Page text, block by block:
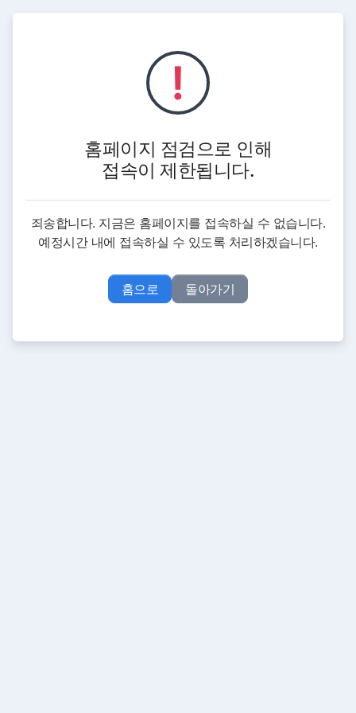
!
홈페이지 점검으로 인해
접속이 제한됩니다.
죄송합니다. 지금은 홈페이지를 접속하실 수 없습니다.
예정시간 내에 접속하실 수 있도록 처리하겠습니다.
홈으로 돌아가기